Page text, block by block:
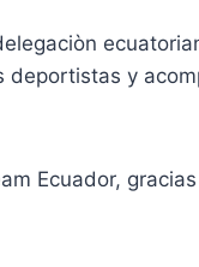
y
Ecuador,